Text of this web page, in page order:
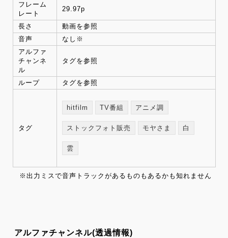
フレーム
レート
29.97p
長さ
動画を参照
音声
なし※
アルファ
チャンネ
ル
タグを参照
ループ タグを参照
タグ
hitfilm TV番組 アニメ調
ストックフォト販売 モヤさま 白
雲
※出力ミスで音声トラックがあるものもあるかも知れません
アルファチャンネル(透過情報)